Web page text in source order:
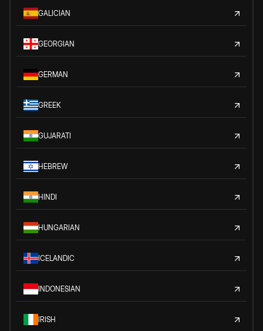
GALICIAN
GEORGIAN
GERMAN
GREEK
GUJARATI
HEBREW
HINDI
HUNGARIAN
ICELANDIC
INDONESIAN
IRISH